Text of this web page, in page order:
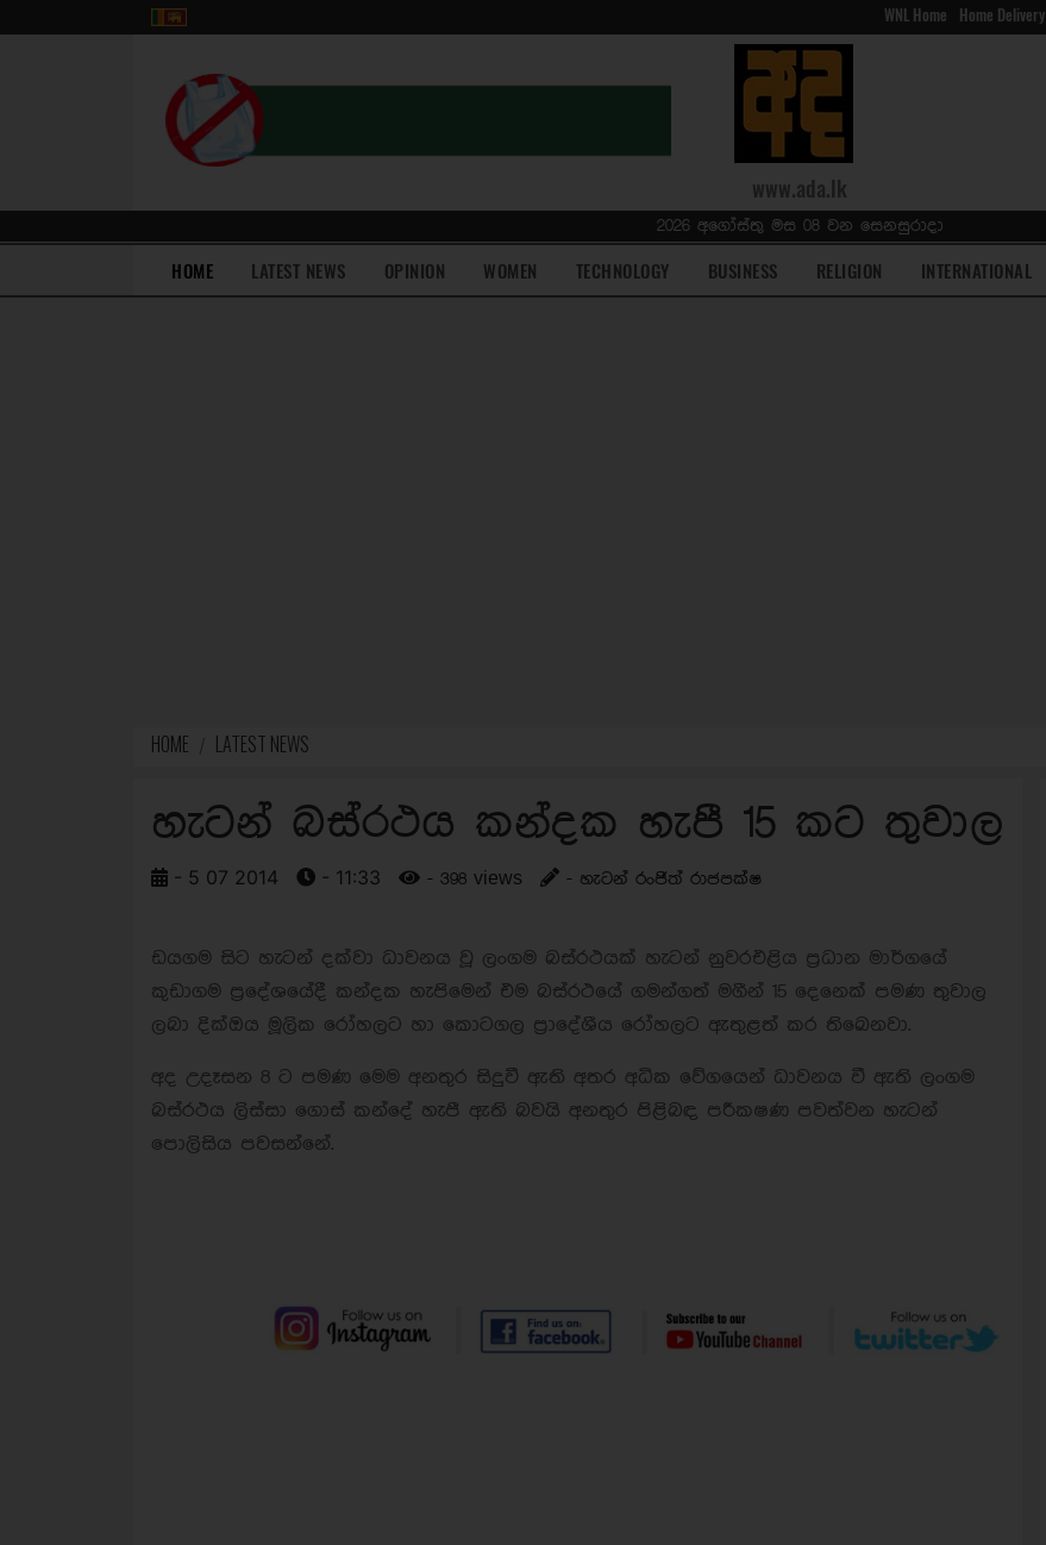
WNL Home Home Delivery
www.ada.lk
2026 අගෝස්තු මස 08 වන සෙනසුරාදා
HOME(current)LATEST NEWS OPINION WOMEN TECHNOLOGY BUSINESS RELIGION INTERNATIONAL
HOME LATEST NEWS
හැටන් බස්රථය කන්දක හැපී 15 කට තුවාල
- 5 07 2014 - 11:33 - 398 views - හැටන් රංජිත් රාජපක්ෂ
ඩයගම සිට හැටන් දක්වා ධාවනය වූ ලංගම බස්රථයක් හැටන් නුවරඑළිය ප්‍රධාන මාර්ගයේ
කුඩාගම ප්‍රදේශයේදී කන්දක හැපිමෙන් එම බස්රථයේ ගමන්ගත් මගීන් 15 දෙනෙක් පමණ තුවාල
ලබා දික්ඔය මූලික රෝහලට හා කොටගල ප්‍රාදේශීය රෝහලට ඇතුළත් කර තිඛෙනවා.
අද උදෑසන 8 ට පමණ මෙම අනතුර සිදුවී ඇති අතර අධික වේගයෙන් ධාවනය වී ඇති ලංගම
බස්රථය ලිස්සා ගොස් කන්දේ හැපී ඇති බවයි අනතුර පිළිබඳ පරීක‍ෂණ පවත්වන හැටන්
පොලිසිය පවසන්නේ.